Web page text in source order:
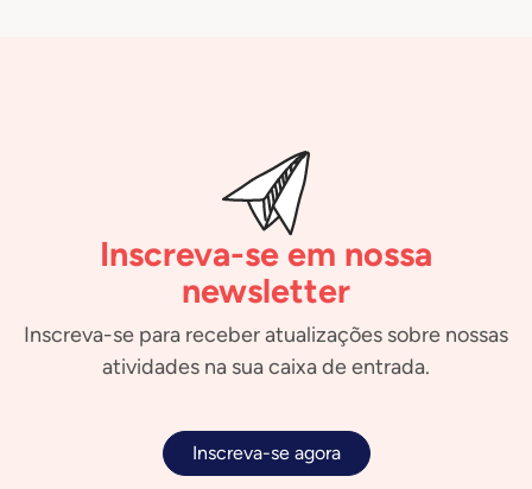
Inscreva-se em nossa
newsletter
Inscreva-se para receber atualizações sobre nossas
atividades na sua caixa de entrada.
Inscreva-se agora